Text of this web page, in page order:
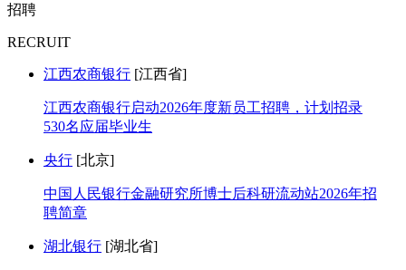
招聘
RECRUIT
江西农商银行 [江西省]
江西农商银行启动2026年度新员工招聘，计划招录
530名应届毕业生
央行 [北京]
中国人民银行金融研究所博士后科研流动站2026年招
聘简章
湖北银行 [湖北省]